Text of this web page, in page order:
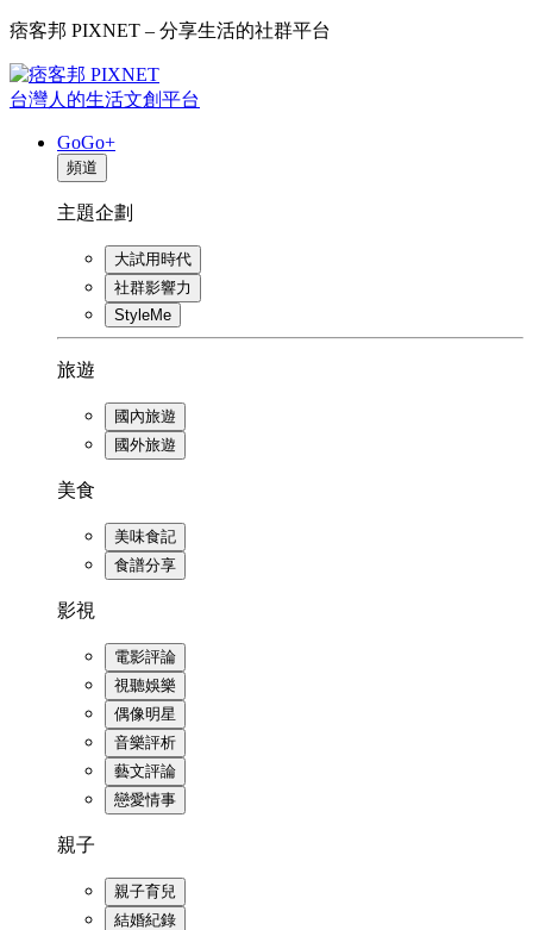
痞客邦 PIXNET – 分享生活的社群平台
台灣人的生活文創平台
GoGo+
頻道
主題企劃
大試用時代
社群影響力
StyleMe
旅遊
國內旅遊
國外旅遊
美食
美味食記
食譜分享
影視
電影評論
視聽娛樂
偶像明星
音樂評析
藝文評論
戀愛情事
親子
親子育兒
結婚紀錄